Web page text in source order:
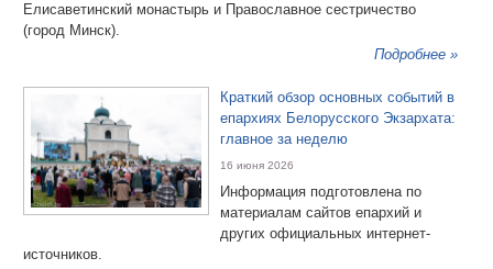
Елисаветинский монастырь и Православное сестричество
(город Минск).
Подробнее »
Краткий обзор основных событий в
епархиях Белорусского Экзархата:
главное за неделю
16 июня 2026
Информация подготовлена по
материалам сайтов епархий и
других официальных интернет-
источников.